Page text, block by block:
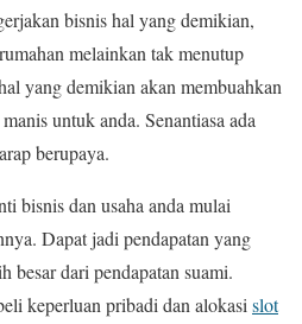
bisnis hal yang demikian,
melainkan tak menutup
yang demikian akan membuahkan
untuk anda. Senantiasa ada
berupaya.
bisnis dan usaha anda mulai
Dapat jadi pendapatan yang
besar dari pendapatan suami.
keperluan pribadi dan alokasi slot